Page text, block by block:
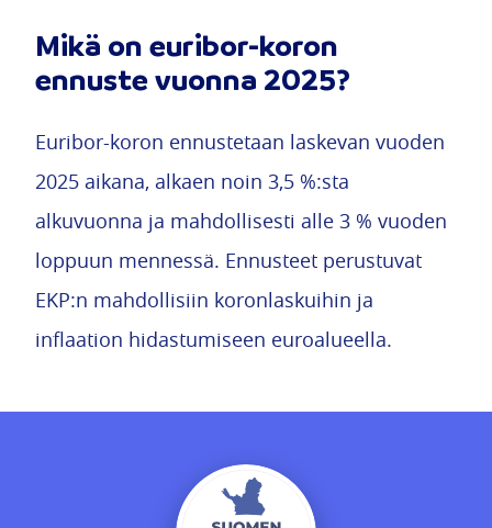
Mikä on euribor-koron
ennuste vuonna 2025?
Euribor-koron ennustetaan laskevan vuoden
2025 aikana, alkaen noin 3,5 %:sta
alkuvuonna ja mahdollisesti alle 3 % vuoden
loppuun mennessä. Ennusteet perustuvat
EKP:n mahdollisiin koronlaskuihin ja
inflaation hidastumiseen euroalueella.